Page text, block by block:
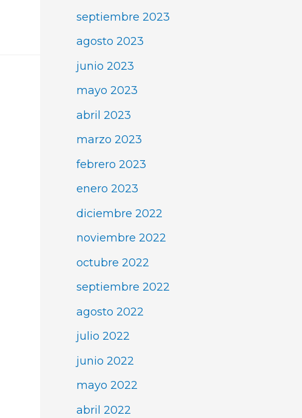
septiembre 2023
agosto 2023
junio 2023
mayo 2023
abril 2023
marzo 2023
febrero 2023
enero 2023
diciembre 2022
noviembre 2022
octubre 2022
septiembre 2022
agosto 2022
julio 2022
junio 2022
mayo 2022
abril 2022